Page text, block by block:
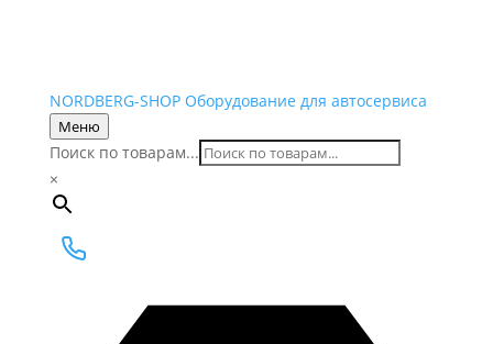
NORDBERG-SHOP Оборудование для автосервиса
Меню
Поиск по товарам...
×